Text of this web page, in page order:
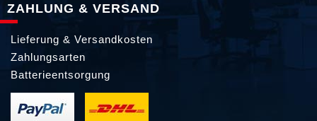
ZAHLUNG & VERSAND
Lieferung & Versandkosten
Zahlungsarten
Batterieentsorgung